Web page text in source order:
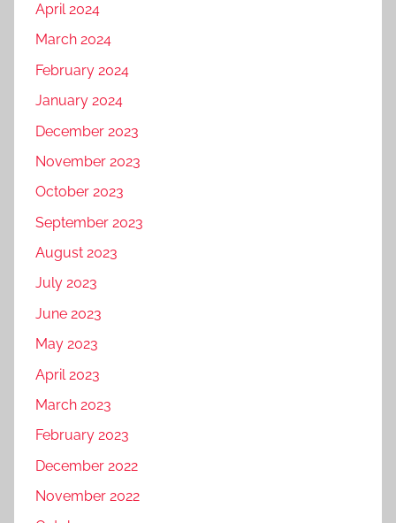
April 2024
March 2024
February 2024
January 2024
December 2023
November 2023
October 2023
September 2023
August 2023
July 2023
June 2023
May 2023
April 2023
March 2023
February 2023
December 2022
November 2022